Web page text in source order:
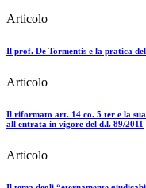
Articolo
Il prof. De Tormentis e la pratica
Articolo
Il riformato art. 14 co. 5 ter e la
all'entrata in vigore del d.l. 89/2011
Articolo